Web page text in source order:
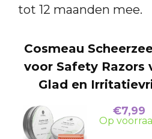
tot 12 maanden mee.
Cosmeau
voor Safety Razors
Glad en
€7,99
Op